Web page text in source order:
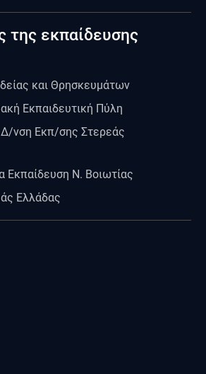
της εκπαίδευσης
και Θρησκευμάτων
Εκπαιδευτική Πύλη
Δ/νση Εκπ/σης Στερεάς
Εκπαίδευση Ν. Βοιωτίας
Ελλάδας